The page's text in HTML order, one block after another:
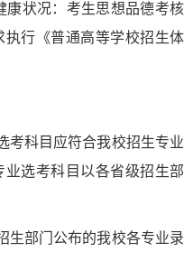
康状况：考生思想品德考核
行《普通高等学校招生体
考科目应符合我校招生专业
选考科目以各省级招生部
生部门公布的我校各专业录